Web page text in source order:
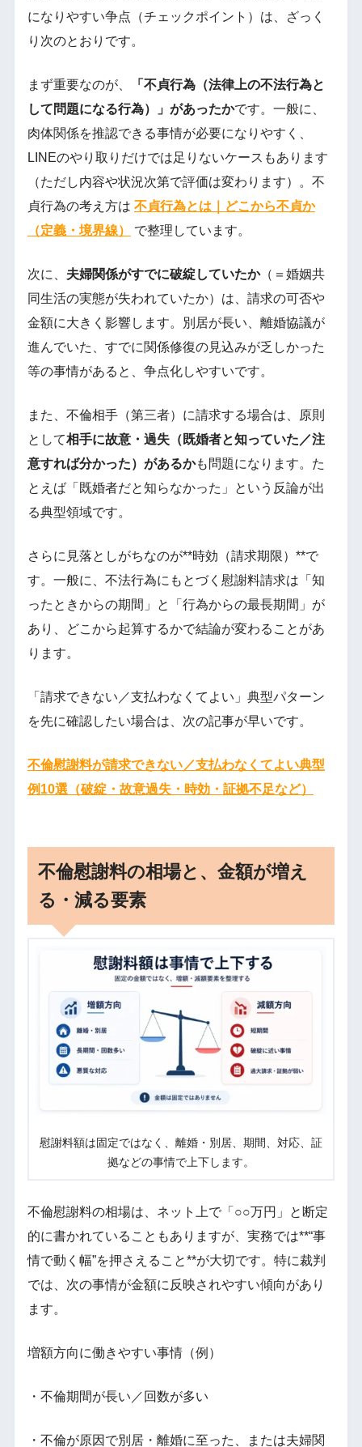
になりやすい争点（チェックポイント）は、ざっく
り次のとおりです。
まず重要なのが、
「不貞行為（法律上の不法行為と
して問題になる行為）」があったかです。一般に、
肉体関係を推認できる事情が必要になりやすく、
LINEのやり取りだけでは足りないケースもあります
（ただし内容や状況次第で評価は変わります）。不
貞行為の考え方は 不貞行為とは｜どこから不貞か
（定義・境界線）
で整理しています。
次に、 夫婦関係がすでに破綻していたか（＝婚姻共
同生活の実態が失われていたか）は、請求の可否や
金額に大きく影響します。別居が長い、離婚協議が
進んでいた、すでに関係修復の見込みが乏しかった
等の事情があると、争点化しやすいです。
また、不倫相手（第三者）に請求する場合は、原則
として相手に故意・過失（既婚者と知っていた／注
意すれば分かった）があるかも問題になります。た
とえば「既婚者だと知らなかった」という反論が出
る典型領域です。
さらに見落としがちなのが**時効（請求期限）**で
す。一般に、不法行為にもとづく慰謝料請求は「知
ったときからの期間」と「行為からの最長期間」が
あり、どこから起算するかで結論が変わることがあ
ります。
「請求できない／支払わなくてよい」典型パターン
を先に確認したい場合は、次の記事が早いです。
不倫慰謝料が請求できない／支払わなくてよい典型
例10選（破綻・故意過失・時効・証拠不足など）
不倫慰謝料の相場と、金額が増え
る・減る要素
慰謝料額は固定ではなく、離婚・別居、期間、対応、証
拠などの事情で上下します。
不倫慰謝料の相場は、ネット上で「○○万円」と断定
的に書かれていることもありますが、実務では**“事
情で動く幅”を押さえること**が大切です。特に裁判
では、次の事情が金額に反映されやすい傾向があり
ます。
増額方向に働きやすい事情（例）
・不倫期間が長い／回数が多い
・不倫が原因で別居・離婚に至った、または夫婦関